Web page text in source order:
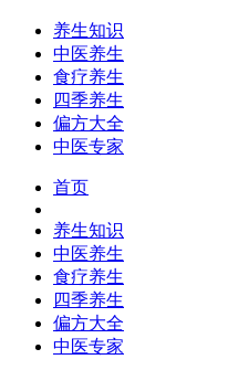
养生知识
中医养生
食疗养生
四季养生
偏方大全
中医专家
首页
养生知识
中医养生
食疗养生
四季养生
偏方大全
中医专家